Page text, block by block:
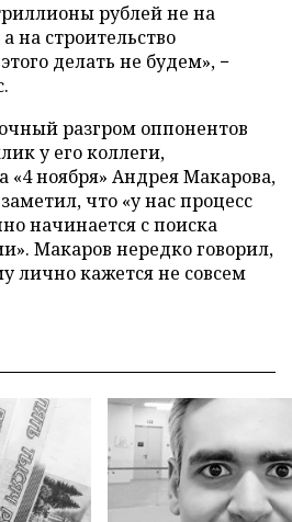
рублей не на
на строительство
делать не будем», −
разгром оппонентов
у его коллеги,
«4 ноября» Андрея Макарова,
что «у нас процесс
начинается с поиска
Макаров нередко говорил,
лично кажется не совсем